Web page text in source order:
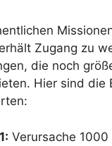
Zugang zu
die noch
Hier sind die
Verursache